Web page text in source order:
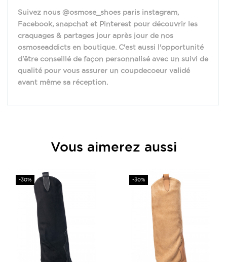
Suivez nous @osmose_shoes paris instagram,
Facebook, snapchat et Pinterest pour découvrir les
craquages & partages jour après jour de nos
osmoseaddicts en boutique. C'est aussi l'opportunité
d'être conseillé de façon personnalisé avec un suivi de
qualité pour vous assurer un coupdecoeur validé
avant même sa réception.
Hauteur Talon (en cm)
Intérieur
Conseil
Prendre votre pointure
habituelle sauf
morphologie large une
pointure au dessus
Vous aimerez aussi
-30% Prix -30% Prix